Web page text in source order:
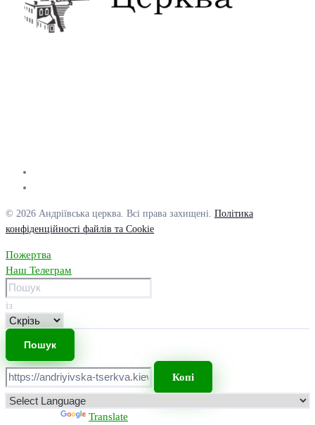
© 2026 Андріївська церква. Всі права захищені. Політика
конфіденційності файлів та Cookie
Пожертва
Наш Телеграм
із
Копі
Translate